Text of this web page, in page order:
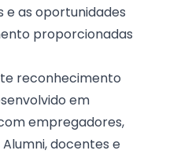
as oportunidades
proporcionadas
reconhecimento
em
empregadores,
docentes e